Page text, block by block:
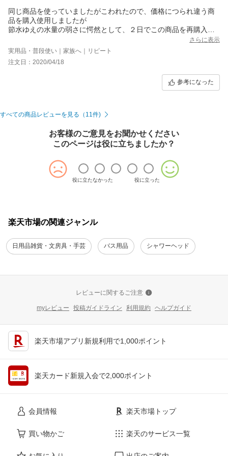
同じ商品を使っていましたがこわれたので、価格につられ違う商
品を購入使用しましたが
節水ゆえの水量の弱さに愕然として、２日でこの商品を再購入し
3Dアースシャワーなぜに節水しながこの水量感！！最高です
さらに表示
実用品・普段使い｜家族へ｜リピート
注文日：2020/04/18
参考になった
すべての商品レビューを見る（11件)
お客様のご意見をお聞かせください
このページは役に立ちましたか？
役に立たなかった 役に立った
楽天市場の関連ジャンル
日用品雑貨・文房具・手芸 バス用品 シャワーヘッド
レビューに関するご注意
myレビュー 投稿ガイドライン 利用規約 ヘルプガイド
楽天市場アプリ新規利用で1,000ポイント
楽天カード新規入会で2,000ポイント
会員情報
買い物かご
楽天市場トップ
楽天のサービス一覧